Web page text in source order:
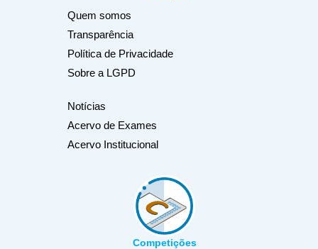
Quem somos
Transparência
Política de Privacidade
Sobre a LGPD
Notícias
Acervo de Exames
Acervo Institucional
Competições